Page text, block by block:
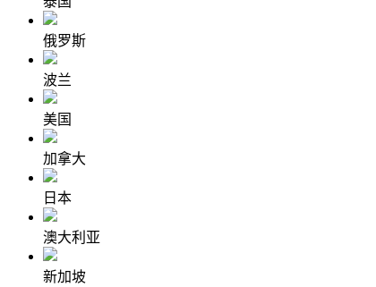
俄罗斯
波兰
美国
加拿大
日本
澳大利亚
新加坡